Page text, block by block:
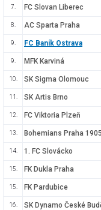
7. FC Slovan Liberec
8. AC Sparta Praha
9. FC Baník Ostrava
9. MFK Karviná
10. SK Sigma Olomouc
11. SK Artis Brno
12. FC Viktoria Plzeň
13. Bohemians Praha 1905
14. 1. FC Slovácko
15. FK Dukla Praha
15. FK Pardubice
16. SK Dynamo České